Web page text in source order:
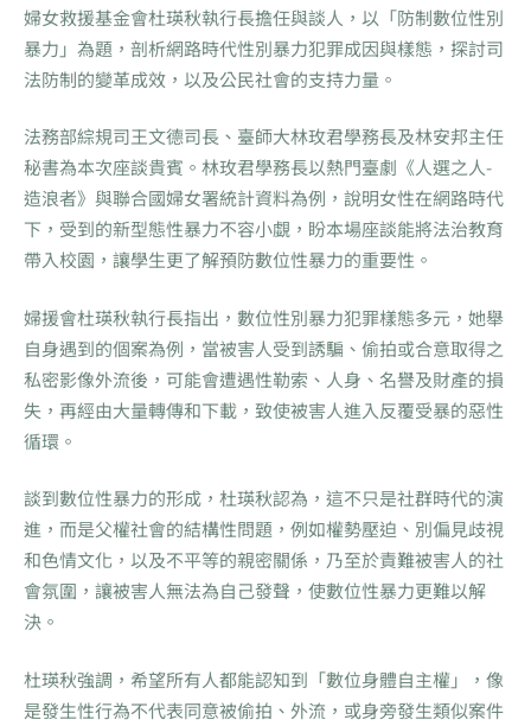
婦女救援基金會杜瑛秋執行長擔任與談人，以「防制數位性別
暴力」為題，剖析網路時代性別暴力犯罪成因與樣態，探討司
法防制的變革成效，以及公民社會的支持力量。
法務部綜規司王文德司長、臺師大林玫君學務長及林安邦主任
秘書為本次座談貴賓。林玫君學務長以熱門臺劇《人選之人-
造浪者》與聯合國婦女署統計資料為例，說明女性在網路時代
下，受到的新型態性暴力不容小覷，盼本場座談能將法治教育
帶入校園，讓學生更了解預防數位性暴力的重要性。
婦援會杜瑛秋執行長指出，數位性別暴力犯罪樣態多元，她舉
自身遇到的個案為例，當被害人受到誘騙、偷拍或合意取得之
私密影像外流後，可能會遭遇性勒索、人身、名譽及財產的損
失，再經由大量轉傳和下載，致使被害人進入反覆受暴的惡性
循環。
談到數位性暴力的形成，杜瑛秋認為，這不只是社群時代的演
進，而是父權社會的結構性問題，例如權勢壓迫、別偏見歧視
和色情文化，以及不平等的親密關係，乃至於責難被害人的社
會氛圍，讓被害人無法為自己發聲，使數位性暴力更難以解
決。
杜瑛秋強調，希望所有人都能認知到「數位身體自主權」，像
是發生性行為不代表同意被偷拍、外流，或身旁發生類似案件